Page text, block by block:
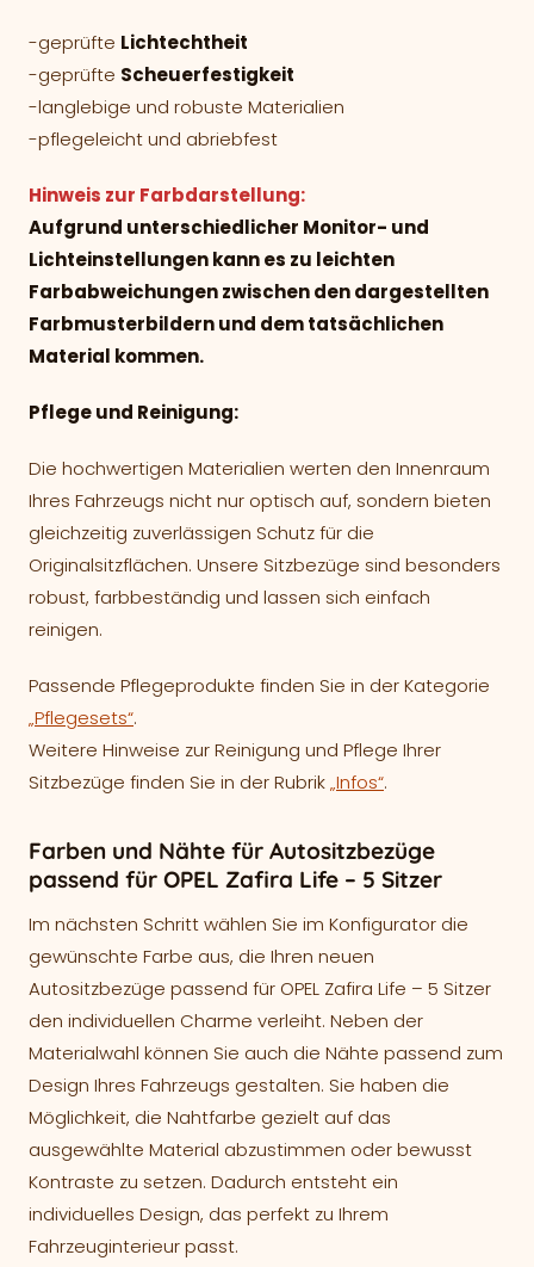
-geprüfte Lichtechtheit
-geprüfte Scheuerfestigkeit
-langlebige und robuste Materialien
-pflegeleicht und abriebfest
Hinweis zur Farbdarstellung:
Aufgrund unterschiedlicher Monitor- und
Lichteinstellungen kann es zu leichten
Farbabweichungen zwischen den dargestellten
Farbmusterbildern und dem tatsächlichen
Material kommen.
Pflege und Reinigung:
Die hochwertigen Materialien werten den Innenraum
Ihres Fahrzeugs nicht nur optisch auf, sondern bieten
gleichzeitig zuverlässigen Schutz für die
Originalsitzflächen. Unsere Sitzbezüge sind besonders
robust, farbbeständig und lassen sich einfach
reinigen.
Passende Pflegeprodukte finden Sie in der Kategorie
„Pflegesets“.
Weitere Hinweise zur Reinigung und Pflege Ihrer
Sitzbezüge finden Sie in der Rubrik„Infos“.
Farben und Nähte für Autositzbezüge
passend für OPEL Zafira Life – 5 Sitzer
Im nächsten Schritt wählen Sie im Konfigurator die
gewünschte Farbe aus, die Ihren neuen
Autositzbezüge passend für OPEL Zafira Life – 5 Sitzer
den individuellen Charme verleiht. Neben der
Materialwahl können Sie auch die Nähte passend zum
Design Ihres Fahrzeugs gestalten. Sie haben die
Möglichkeit, die Nahtfarbe gezielt auf das
ausgewählte Material abzustimmen oder bewusst
Kontraste zu setzen. Dadurch entsteht ein
individuelles Design, das perfekt zu Ihrem
Fahrzeuginterieur passt.